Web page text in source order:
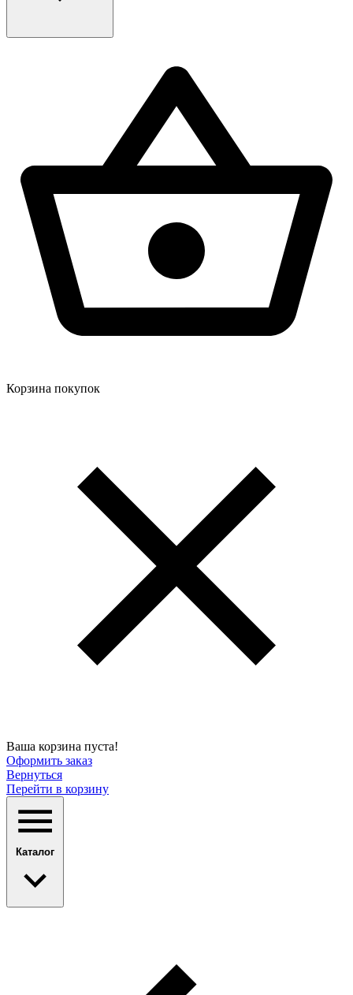
Корзина покупок
Ваша корзина пуста!
Оформить заказ
Вернуться
Перейти в корзину
Каталог